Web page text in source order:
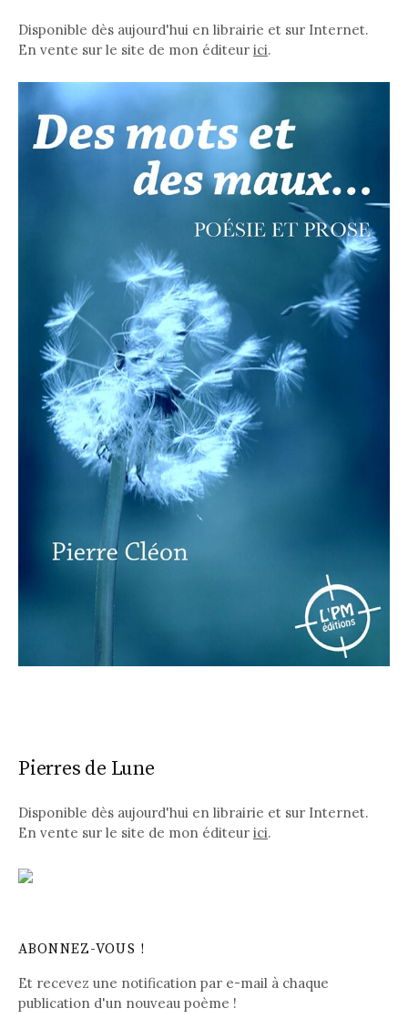
Disponible dès aujourd'hui en librairie et sur Internet.
En vente sur le site de mon éditeur ici.
Pierres de Lune
Disponible dès aujourd'hui en librairie et sur Internet.
En vente sur le site de mon éditeur ici.
ABONNEZ-VOUS !
Et recevez une notification par e-mail à chaque
publication d'un nouveau poème !